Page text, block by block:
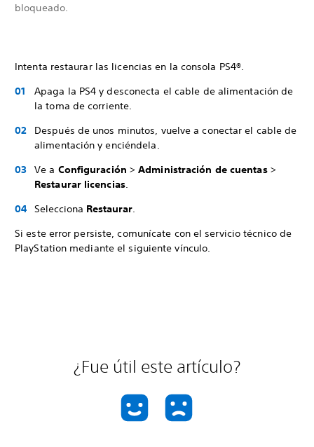
bloqueado.
Intenta restaurar las licencias en la consola PS4®.
Apaga la PS4 y desconecta el cable de alimentación de
la toma de corriente.
Después de unos minutos, vuelve a conectar el cable de
alimentación y enciéndela.
Ve a Configuración >Administración de cuentas>
Restaurar licencias.
Selecciona Restaurar.
Si este error persiste, comunícate con el servicio técnico de
PlayStation mediante el siguiente vínculo.
¿Fue útil este artículo?